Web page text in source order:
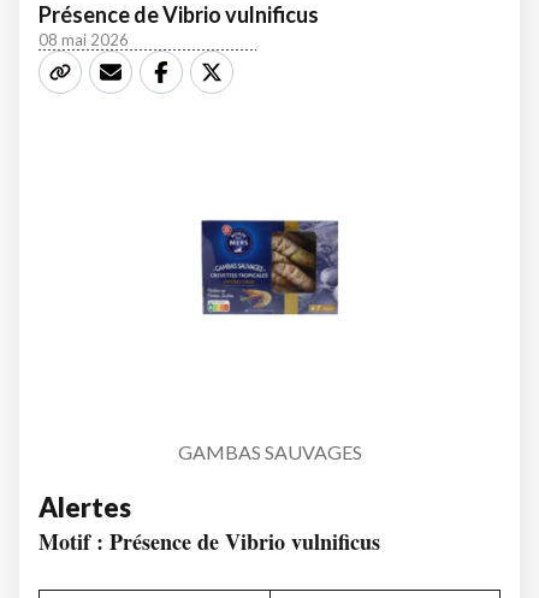
Présence de Vibrio vulnificus
08 mai 2026
GAMBAS SAUVAGES
Alertes
Motif : Présence de Vibrio vulnificus